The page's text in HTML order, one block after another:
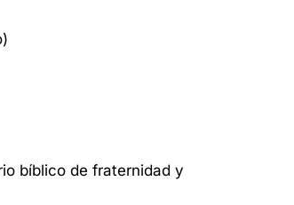
bíblico de fraternidad y